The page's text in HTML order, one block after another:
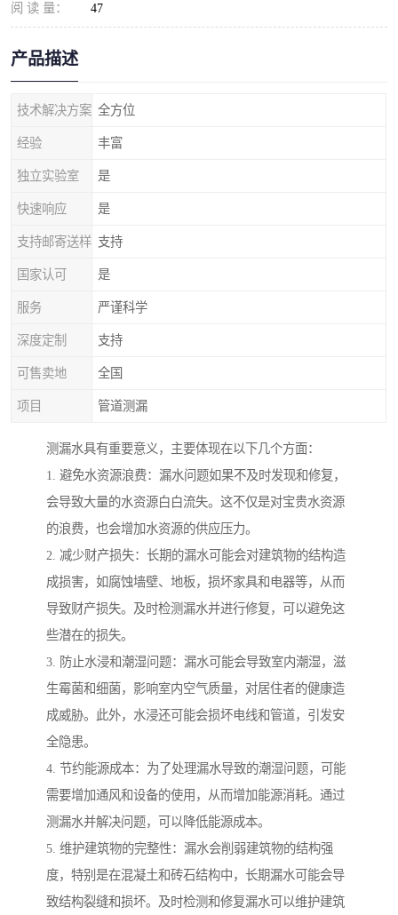
阅 读 量： 47
产品描述
技术解决方案 全方位
经验 丰富
独立实验室 是
快速响应 是
支持邮寄送样 支持
国家认可 是
服务 严谨科学
深度定制 支持
可售卖地 全国
项目 管道测漏
测漏水具有重要意义，主要体现在以下几个方面：
1. 避免水资源浪费：漏水问题如果不及时发现和修复，
会导致大量的水资源白白流失。这不仅是对宝贵水资源
的浪费，也会增加水资源的供应压力。
2. 减少财产损失：长期的漏水可能会对建筑物的结构造
成损害，如腐蚀墙壁、地板，损坏家具和电器等，从而
导致财产损失。及时检测漏水并进行修复，可以避免这
些潜在的损失。
3. 防止水浸和潮湿问题：漏水可能会导致室内潮湿，滋
生霉菌和细菌，影响室内空气质量，对居住者的健康造
成威胁。此外，水浸还可能会损坏电线和管道，引发安
全隐患。
4. 节约能源成本：为了处理漏水导致的潮湿问题，可能
需要增加通风和设备的使用，从而增加能源消耗。通过
测漏水并解决问题，可以降低能源成本。
5. 维护建筑物的完整性：漏水会削弱建筑物的结构强
度，特别是在混凝土和砖石结构中，长期漏水可能会导
致结构裂缝和损坏。及时检测和修复漏水可以维护建筑